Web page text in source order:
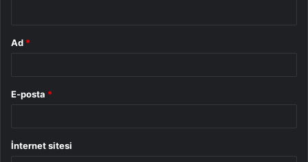
Ad *
E-posta *
İnternet sitesi